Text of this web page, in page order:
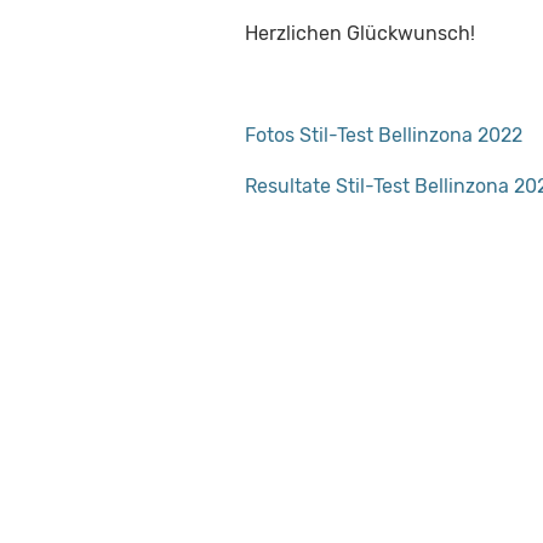
Herzlichen Glückwunsch!
Fotos Stil-Test Bellinzona 2022
Resultate Stil-Test Bellinzona